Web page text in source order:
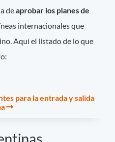
deaprobar los planes de
internacionales que
Aquí el listado de lo que
para la entrada y salida